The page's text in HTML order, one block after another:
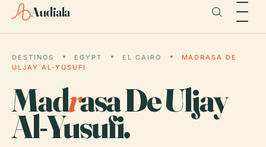
Audiala
DESTINOS EGYPT EL CAIRO
MADRASA DE
ULJAY AL-YUSUFI
Madrasa De Uljay
Al-Yusufi.